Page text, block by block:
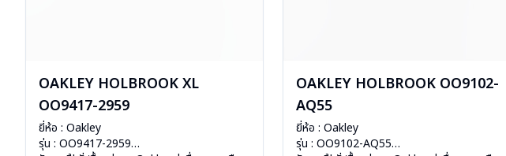
OAKLEY HOLBROOK XL
OO9417-2959
ยี่ห้อ : Oakley
รุ่น : OO9417-2959
OAKLEY HOLBROOK OO9102-
AQ55
ยี่ห้อ : Oakley
รุ่น : OO9102-AQ55